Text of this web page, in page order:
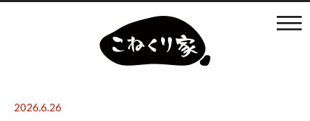
カフェ利用
2026.6.26